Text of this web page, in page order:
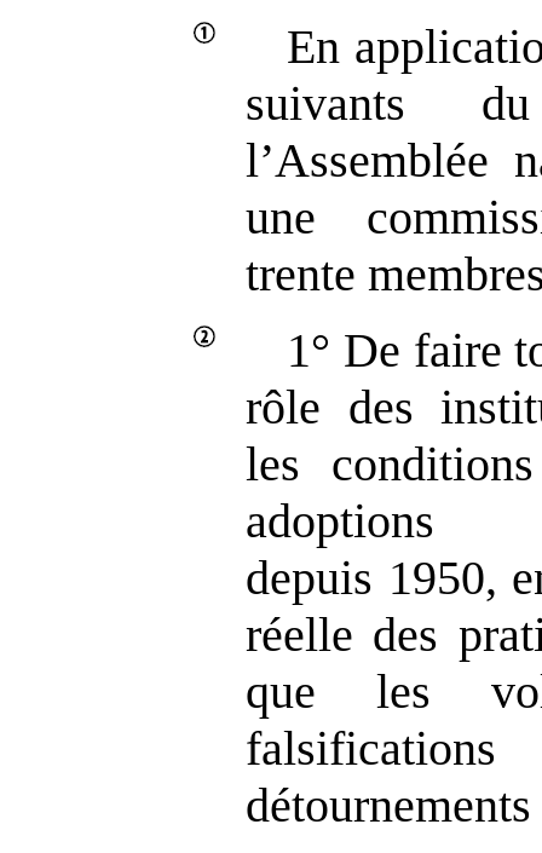
En
suivants
l’Assemblée
une
trente
1° De faire
rôle des
les
adoptions
depuis 1950,
réelle des
que les